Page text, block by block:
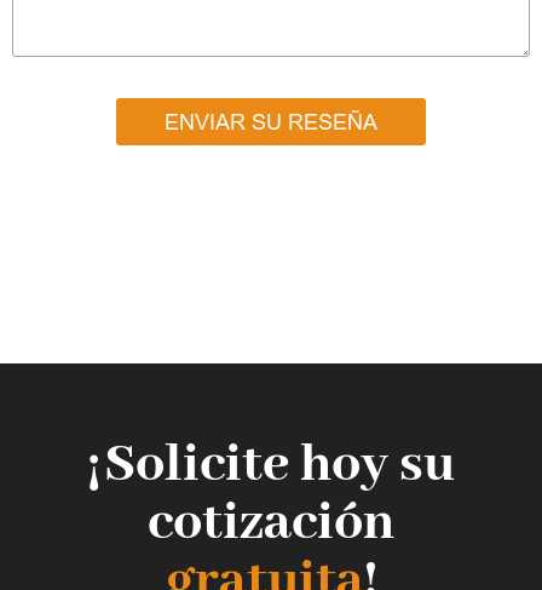
ENVIAR SU RESEÑA
¡Solicite hoy su
cotización